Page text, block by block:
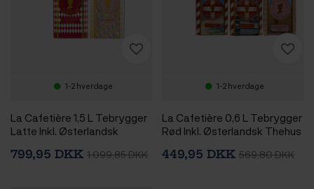
1-2 hverdage
La Cafetière 1,5 L Tebrygger
Latte Inkl. Østerlandsk
799,95 DKK 1.099,85 DKK
1-2 hverdage
La Cafetière 0,6 L Tebrygger
Rød Inkl. Østerlandsk Thehus
449,95 DKK 569,80 DKK